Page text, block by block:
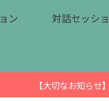
ン 対話セッシ
【大切なお知ら